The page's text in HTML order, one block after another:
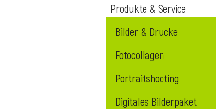
Produkte & Service
Bilder & Drucke
Fotocollagen
Portraitshooting
Digitales Bilderpaket